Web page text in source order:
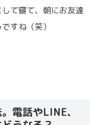
て寝て、朝にお友達
すね（笑）
電話やLINE、